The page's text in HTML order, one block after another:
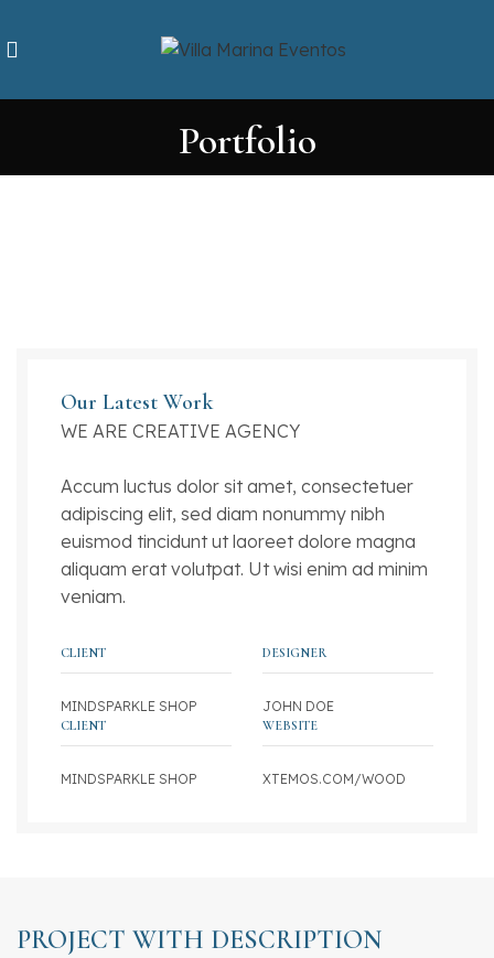
Portfolio
Our Latest Work
WE ARE CREATIVE AGENCY
Accum luctus dolor sit amet, consectetuer
adipiscing elit, sed diam nonummy nibh
euismod tincidunt ut laoreet dolore magna
aliquam erat volutpat. Ut wisi enim ad minim
veniam.
CLIENT
MINDSPARKLE SHOP
DESIGNER
JOHN DOE
CLIENT
MINDSPARKLE SHOP
WEBSITE
XTEMOS.COM/WOOD
PROJECT WITH DESCRIPTION